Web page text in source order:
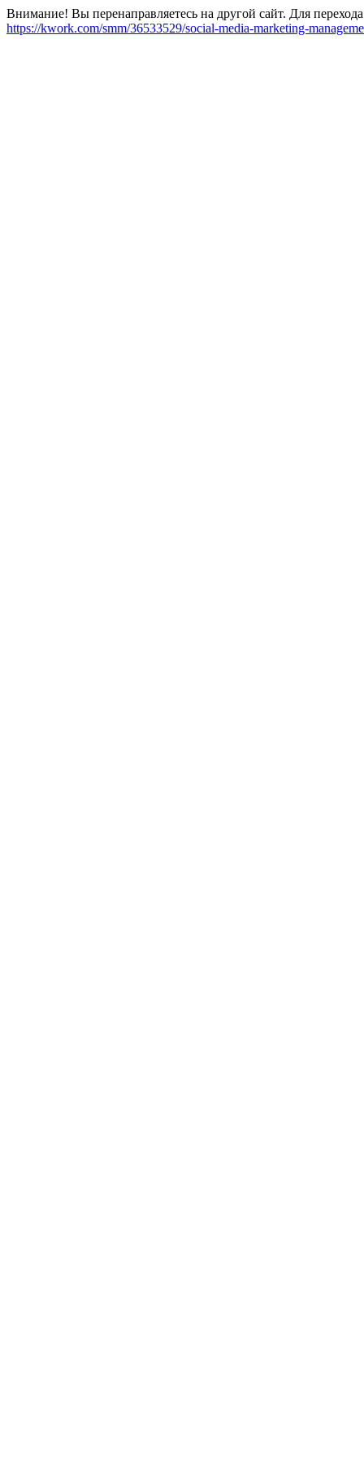
Внимание! Вы перенаправляетесь на другой сайт. Для
https://kwork.com/smm/36533529/social-media-marketing-